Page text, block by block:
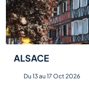
ALSACE
Du 13 au 17 Oct 2026